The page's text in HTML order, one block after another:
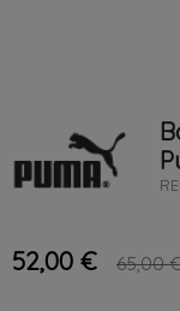
52,00 € 65,00